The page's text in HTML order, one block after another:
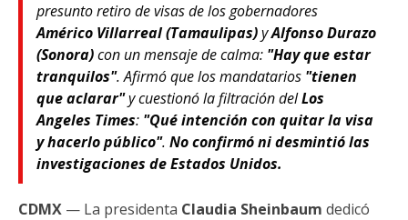
presunto retiro de visas de los gobernadores
Américo Villarreal (Tamaulipas)yAlfonso Durazo
(Sonora)con un mensaje de calma: "Hay que estar
tranquilos". Afirmó que los mandatarios "tienen
que aclarar"y cuestionó la filtración delLos
Angeles Times: "Qué intención con quitar la visa
y hacerlo público". No confirmó ni desmintió las
investigaciones de Estados Unidos.
CDMX — La presidenta Claudia Sheinbaum dedicó